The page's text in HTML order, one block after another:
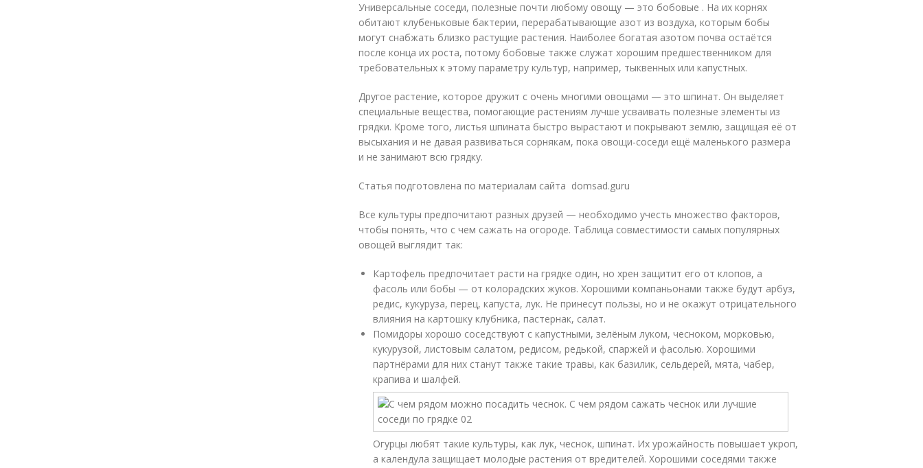
Универсальные соседи, полезные почти любому овощу — это бобовые . На их корнях
обитают клубеньковые бактерии, перерабатывающие азот из воздуха, которым бобы
могут снабжать близко растущие растения. Наиболее богатая азотом почва остаётся
после конца их роста, потому бобовые также служат хорошим предшественником для
требовательных к этому параметру культур, например, тыквенных или капустных.
Другое растение, которое дружит с очень многими овощами — это шпинат. Он выделяет
специальные вещества, помогающие растениям лучше усваивать полезные элементы из
грядки. Кроме того, листья шпината быстро вырастают и покрывают землю, защищая её от
высыхания и не давая развиваться сорнякам, пока овощи-соседи ещё маленького размера
и не занимают всю грядку.
Статья подготовлена по материалам сайта domsad.guru
Все культуры предпочитают разных друзей — необходимо учесть множество факторов,
чтобы понять, что с чем сажать на огороде. Таблица совместимости самых популярных
овощей выглядит так:
Картофель предпочитает расти на грядке один, но хрен защитит его от клопов, а
фасоль или бобы — от колорадских жуков. Хорошими компаньонами также будут арбуз,
редис, кукуруза, перец, капуста, лук. Не принесут пользы, но и не окажут отрицательного
влияния на картошку клубника, пастернак, салат.
Помидоры хорошо соседствуют с капустными, зелёным луком, чесноком, морковью,
кукурузой, листовым салатом, редисом, редькой, спаржей и фасолью. Хорошими
партнёрами для них станут также такие травы, как базилик, сельдерей, мята, чабер,
крапива и шалфей.
Огурцы любят такие культуры, как лук, чеснок, шпинат. Их урожайность повышает укроп,
а календула защищает молодые растения от вредителей. Хорошими соседями также